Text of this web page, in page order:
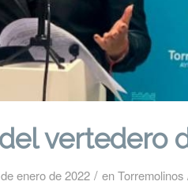
vertedero
enero de 2022 / enTorremolinos